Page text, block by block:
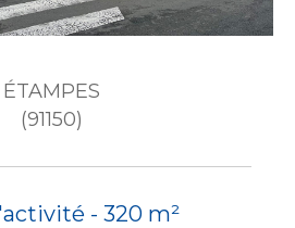
ÉTAMPES
(91150)
- 320 m²